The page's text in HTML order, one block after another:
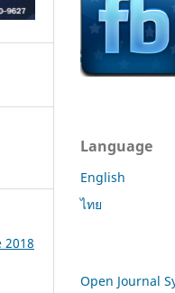
2018
Language
English
ไทย
Open Journal